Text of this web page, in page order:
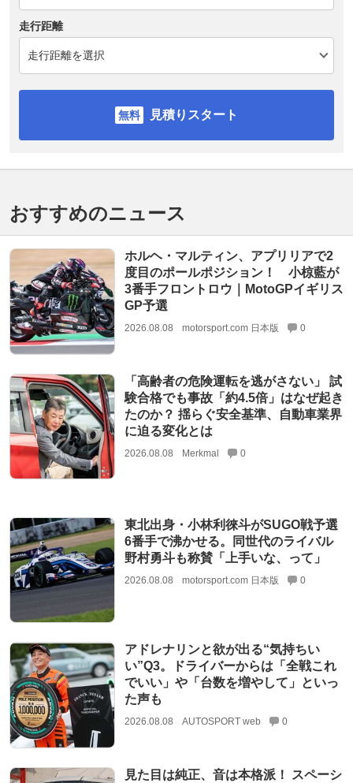
走行距離
見積りスタート
おすすめのニュース
ホルヘ・マルティン、アプリリアで2
度目のポールポジション！ 小椋藍が
3番手フロントロウ｜MotoGPイギリス
GP予選
2026.08.08 motorsport.com 日本版 0
「高齢者の危険運転を逃がさない」 試
験合格でも事故「約4.5倍」はなぜ起き
たのか？ 揺らぐ安全基準、自動車業界
に迫る変化とは
2026.08.08 Merkmal 0
東北出身・小林利徠斗がSUGO戦予選
6番手で沸かせる。同世代のライバル
野村勇斗も称賛「上手いな、って」
2026.08.08 motorsport.com 日本版 0
アドレナリンと欲が出る“気持ちい
い”Q3。ドライバーからは「全戦これ
でいい」や「台数を増やして」といっ
た声も
2026.08.08 AUTOSPORT web 0
見た目は純正、音は本格派！ スペーシ